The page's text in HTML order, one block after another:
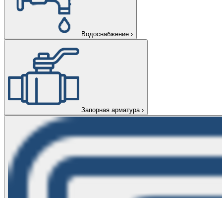
Водоснабжение ›
Запорная арматура ›